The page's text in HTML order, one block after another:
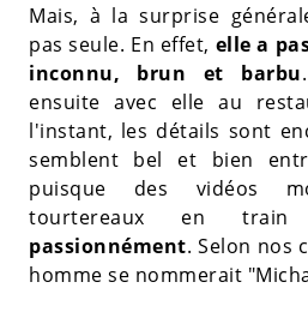
Mais, à la surprise
pas seule. En effet, elle a
inconnu, brun et barbu
ensuite avec elle au
l'instant, les détails sont
semblent bel et bien
puisque des vidéos
tourtereaux en
passionnément. Selon nos
homme se nommerait